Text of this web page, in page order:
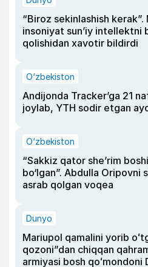
“Biroz sekinlashish
insoniyat sun’iy intellektni
qolishidan xavotir bildirdi
O‘zbekiston
Andijonda Tracker’ga 21
joylab, YTH sodir etgan
O‘zbekiston
“Sakkiz qator she’rim
bo‘lgan”. Abdulla Oripovni
asrab qolgan voqea
Dunyo
Mariupol qamalini yorib
qozoni”dan chiqqan
armiyasi bosh qoʻmondoni